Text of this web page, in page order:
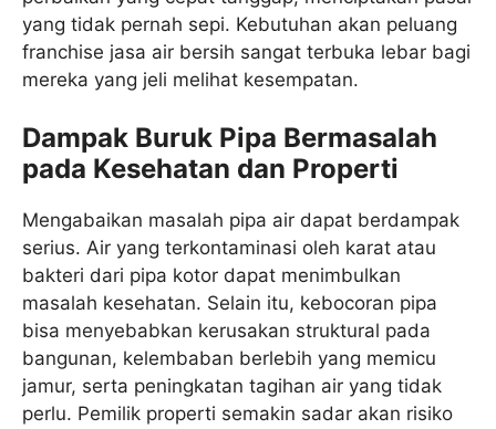
yang tidak pernah sepi. Kebutuhan akan peluang
franchise jasa air bersih sangat terbuka lebar bagi
mereka yang jeli melihat kesempatan.
Dampak Buruk Pipa Bermasalah
pada Kesehatan dan Properti
Mengabaikan masalah pipa air dapat berdampak
serius. Air yang terkontaminasi oleh karat atau
bakteri dari pipa kotor dapat menimbulkan
masalah kesehatan. Selain itu, kebocoran pipa
bisa menyebabkan kerusakan struktural pada
bangunan, kelembaban berlebih yang memicu
jamur, serta peningkatan tagihan air yang tidak
perlu. Pemilik properti semakin sadar akan risiko